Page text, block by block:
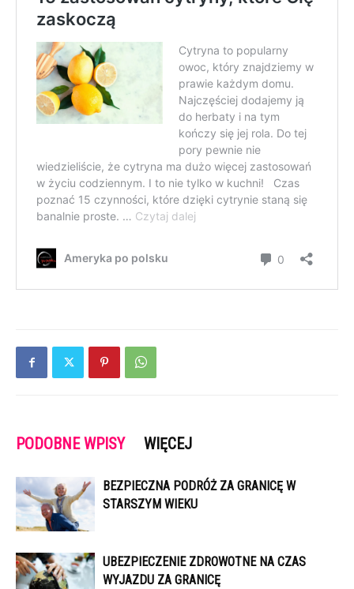
PODOBNE WPISY WIĘCEJ
BEZPIECZNA PODRÓŻ ZA GRANICĘ W
STARSZYM WIEKU
UBEZPIECZENIE ZDROWOTNE NA CZAS
WYJAZDU ZA GRANICĘ